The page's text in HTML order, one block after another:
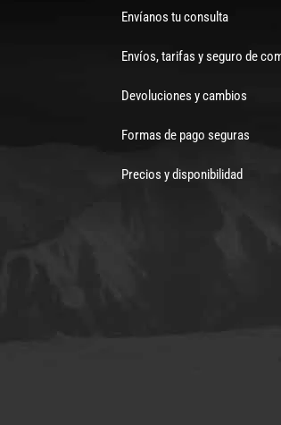
Envíanos tu consulta
Envíos, tarifas y seguro de
Devoluciones y cambios
Formas de pago seguras
Precios y disponibilidad